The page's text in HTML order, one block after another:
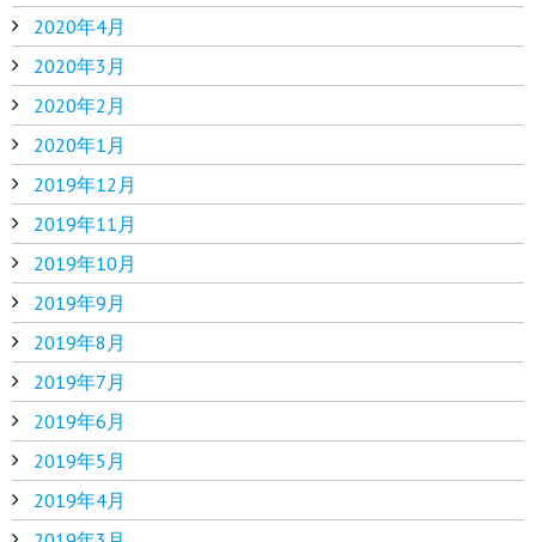
2020年4月
2020年3月
2020年2月
2020年1月
2019年12月
2019年11月
2019年10月
2019年9月
2019年8月
2019年7月
2019年6月
2019年5月
2019年4月